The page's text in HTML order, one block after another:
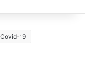
Covid-19